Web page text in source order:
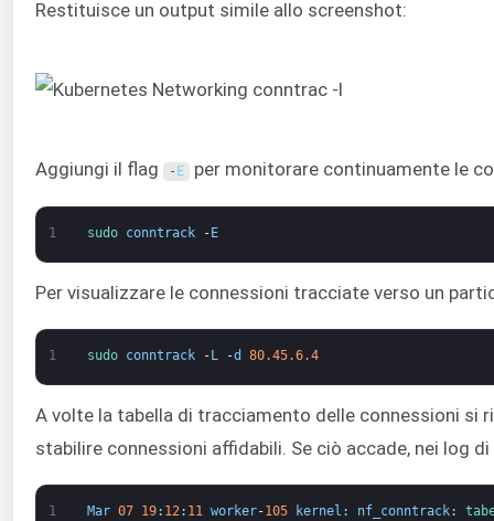
Restituisce un output simile allo screenshot:
Aggiungi il flag - E per monitorare continuamente le
1 sudo conntrack -E
Per visualizzare le connessioni tracciate verso un
1 sudo conntrack - L -d 80.45.6.4
A volte la tabella di tracciamento delle connessioni si
stabilire connessioni affidabili. Se ciò accade, nei log
1 Mar 07 19: 12: 11 worker-105 kernel : nf_conntrack: